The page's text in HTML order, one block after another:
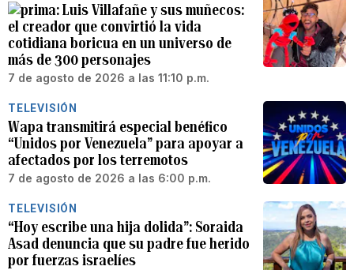
Luis Villafañe y sus muñecos:
el creador que convirtió la vida
cotidiana boricua en un universo de
más de 300 personajes
7 de agosto de 2026 a las 11:10 p.m.
TELEVISIÓN
Wapa transmitirá especial benéfico
“Unidos por Venezuela” para apoyar a
afectados por los terremotos
7 de agosto de 2026 a las 6:00 p.m.
TELEVISIÓN
“Hoy escribe una hija dolida”: Soraida
Asad denuncia que su padre fue herido
por fuerzas israelíes